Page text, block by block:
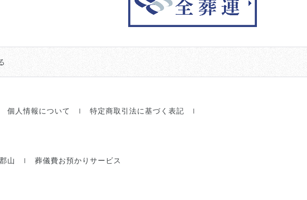
個人情報について
特定商取引法に基づく表記
山 葬儀費お預かりサービス